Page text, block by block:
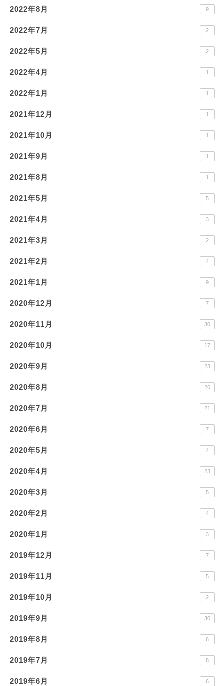
2022年8月 9
2022年7月 2
2022年5月 2
2022年4月 1
2022年1月 1
2021年12月 1
2021年10月 1
2021年9月 1
2021年8月 1
2021年5月 5
2021年4月 3
2021年3月 2
2021年2月 4
2021年1月 9
2020年12月 7
2020年11月 30
2020年10月 17
2020年9月 23
2020年8月 26
2020年7月 21
2020年6月 7
2020年5月 4
2020年4月 23
2020年3月 5
2020年2月 4
2020年1月 3
2019年12月 7
2019年11月 5
2019年10月 2
2019年9月 30
2019年8月 6
2019年7月 8
2019年6月 6